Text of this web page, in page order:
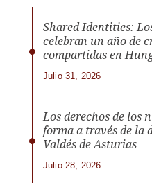
Shared Identities:
celebran un año de
compartidas en
Julio 31, 2026
Los derechos de los
forma a través de la
Valdés de Asturias
Julio 28, 2026